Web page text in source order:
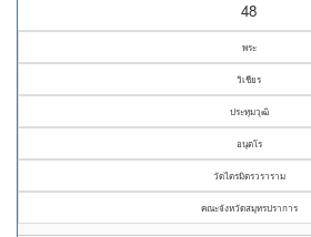
48
พระ
วิเชียร
ประทุมวุฒิ
อนุตโร
วัดไตรมิตรวราราม
คณะจังหวัดสมุทรปราการ